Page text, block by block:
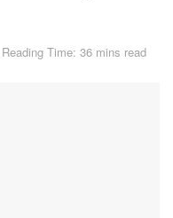
Reading Time: 36 mins read